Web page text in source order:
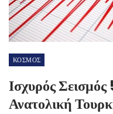
ΚΟΣΜΟΣ
Ισχυρός
Ανατολική